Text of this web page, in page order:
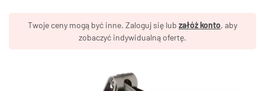
Twoje ceny mogą być inne. Zaloguj się lub załóż konto, aby
zobaczyć indywidualną ofertę.